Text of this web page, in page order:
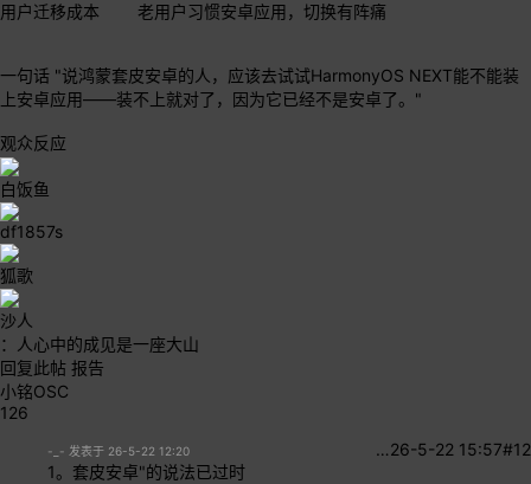
用户迁移成本 老用户习惯安卓应用，切换有阵痛
一句话 "说鸿蒙套皮安卓的人，应该去试试HarmonyOS NEXT能不能装
上安卓应用——装不上就对了，因为它已经不是安卓了。"
观众反应
白饭鱼
df1857s
狐歌
沙人
：人心中的成见是一座大山
回复此帖 报告
小铭OSC
126
#12
26-5-22 15:57
…
-_- 发表于 26-5-22 12:20
1。套皮安卓"的说法已过时